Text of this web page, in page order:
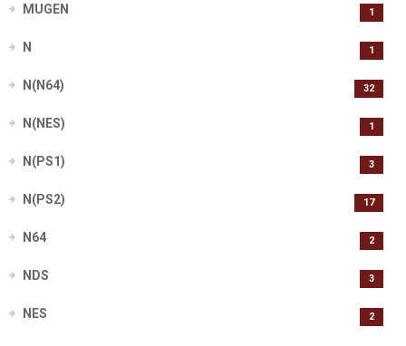
MUGEN 1
N 1
N(N64) 32
N(NES) 1
N(PS1) 3
N(PS2) 17
N64 2
NDS 3
NES 2